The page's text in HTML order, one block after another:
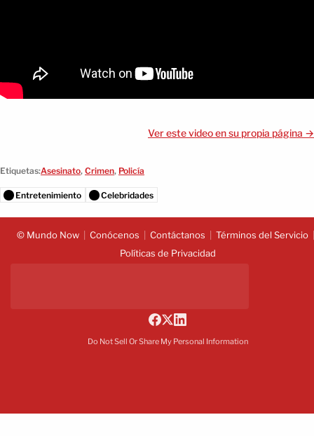
Ver este video en su propia página →
Etiquetas:Asesinato, Crimen, Policía
Entretenimiento Celebridades
© Mundo Now Conócenos Contáctanos
Términos del Servicio
Políticas de Privacidad
Do Not Sell Or Share My Personal Information